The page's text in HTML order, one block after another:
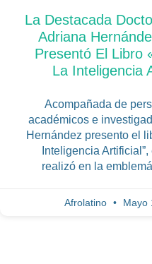
La Destacada
Adriana
Presentó El Libro
La Inteligencia
Acompañada de
académicos e
Hernández presento el
Inteligencia
realizó en la
Afrolatino Mayo